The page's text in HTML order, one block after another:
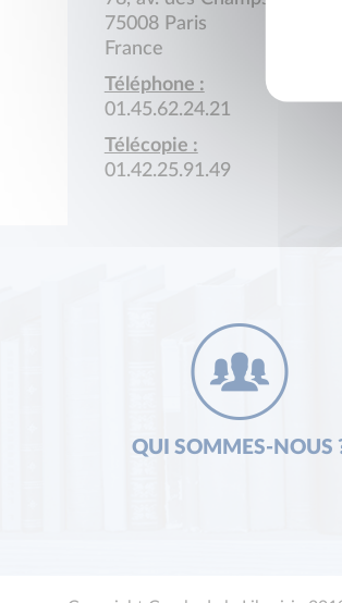
75008 Paris
France
Téléphone :
01.45.62.24.21
Télécopie :
01.42.25.91.49
QUI SOMMES-NOUS